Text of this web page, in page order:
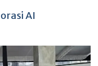
AI